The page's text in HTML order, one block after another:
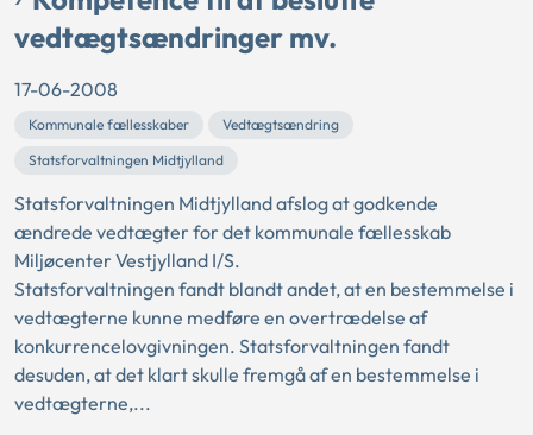
vedtægtsændringer mv.
17-06-2008
Kommunale fællesskaber
Vedtægtsændring
Statsforvaltningen Midtjylland
Statsforvaltningen Midtjylland afslog at godkende
ændrede vedtægter for det kommunale fællesskab
Miljøcenter Vestjylland I/S.
Statsforvaltningen fandt blandt andet, at en bestemmelse i
vedtægterne kunne medføre en overtrædelse af
konkurrencelovgivningen. Statsforvaltningen fandt
desuden, at det klart skulle fremgå af en bestemmelse i
vedtægterne,...